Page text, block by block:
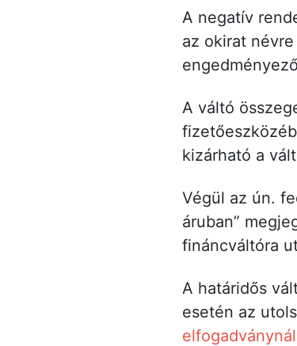
A negatív
az okirat
A váltó
kizárható a
Végül az ún.
áruban”
fináncváltóra
A határidős
esetén az
elfogadványnál